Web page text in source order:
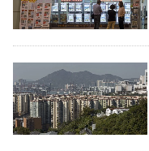
科
技
職
場
生